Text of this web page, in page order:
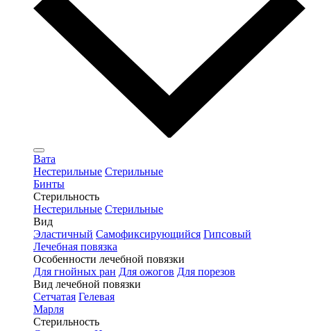
Вата
Нестерильные Стерильные
Бинты
Стерильность
Нестерильные Стерильные
Вид
Эластичный Самофиксирующийся Гипсовый
Лечебная повязка
Особенности лечебной повязки
Для гнойных ран Для ожогов Для порезов
Вид лечебной повязки
Сетчатая Гелевая
Марля
Стерильность